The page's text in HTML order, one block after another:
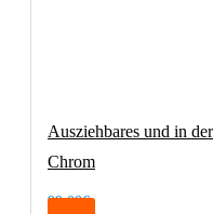
Ausziehbares und in
Chrom
99,00€